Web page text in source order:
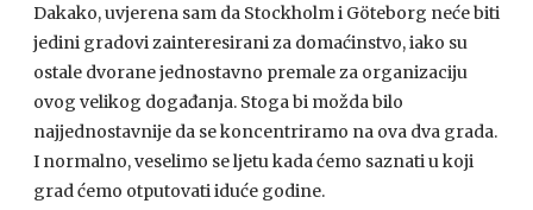
Dakako, uvjerena sam da Stockholm i Göteborg neće biti
jedini gradovi zainteresirani za domaćinstvo, iako su
ostale dvorane jednostavno premale za organizaciju
ovog velikog događanja. Stoga bi možda bilo
najjednostavnije da se koncentriramo na ova dva grada.
I normalno, veselimo se ljetu kada ćemo saznati u koji
grad ćemo otputovati iduće godine.